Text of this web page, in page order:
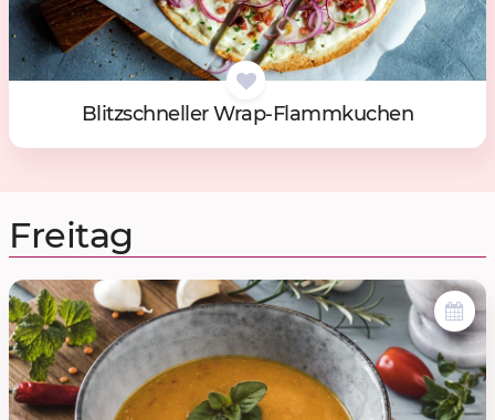
Blitz­schnel­ler Wrap-Flamm­ku­chen
Freitag